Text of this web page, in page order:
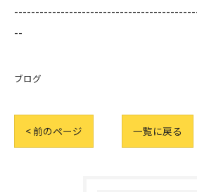
--
ブログ
< 前のページ 一覧に戻る